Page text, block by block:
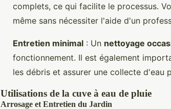
complets, ce qui facilite le processus.
même sans nécessiter l'aide d'un
Entretien minimal : Un nettoyage
fonctionnement. Il est également
les débris et assurer une collecte d'eau
Utilisations de la cuve à eau de pluie
Arrosage et Entretien du Jardin